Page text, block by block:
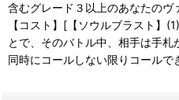
含むグレード３以上のあなたのヴ
【コスト】[【ソウルブラスト】
とで、そのバトル中、相手は手
同時にコールしない限りコールで